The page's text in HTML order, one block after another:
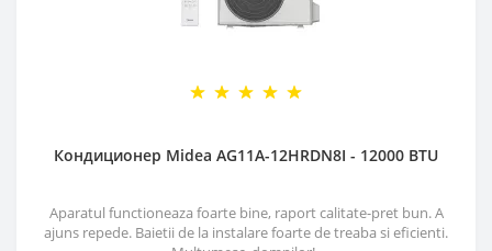
Кондиционер Midea AG11A-12HRDN8I - 12000 BTU
Aparatul functioneaza foarte bine, raport calitate-pret bun. A
ajuns repede. Baietii de la instalare foarte de treaba si eficienti.